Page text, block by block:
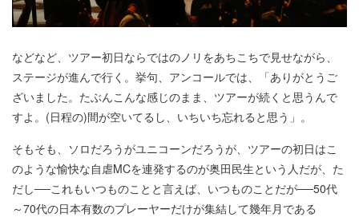
などなど、ツアー初日ならではのノリをあちこちで見せながら、
ステージが進んで行く。挙句、アンコールでは、「ありがとうご
ざいました。たぶんこんな感じのまま、ツアーが続くと思うんで
すよ。(日程の)間が空いてるし、いちいち忘れると思う」。
そもそも、ソロだろうがユニコーンだろうが、ツアーの初日はこ
のような愉快な自虐MCを連発するのが奥田民生という人だが、た
だし──これもいつものことと言えば、いつものことだが──50代
～70代の日本有数のプレーヤーだけが集結して幾年月である